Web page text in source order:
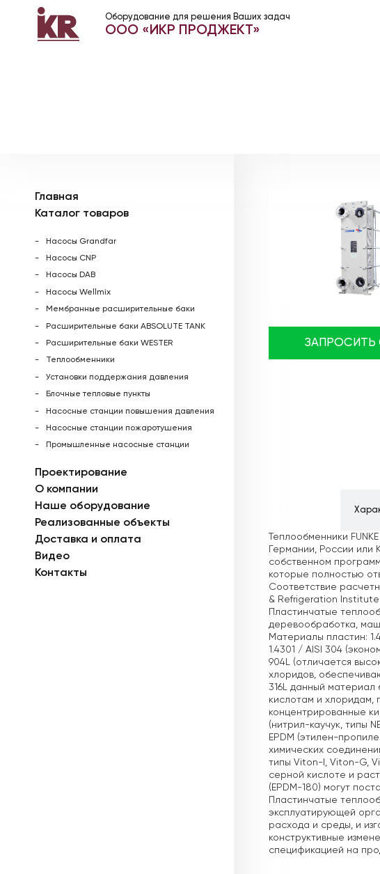
Оборудование для решения Ваших задач
ООО «ИКР ПРОДЖЕКТ»
Главная
Каталог товаров
Насосы Grandfar
Насосы CNP
Насосы DAB
Насосы Wellmix
Мембранные расширительные баки
Расширительные баки ABSOLUTE TANK
Расширительные баки WESTER
Теплообменники
Установки поддержания давления
Блочные тепловые пункты
Насосные станции повышения давления
Насосные станции пожаротушения
Промышленные насосные станции
Проектирование
О компании
Наше оборудование
Реализованные объекты
Доставка и оплата
Видео
Контакты
ЗАПРОСИТЬ
Теплообменники
Германии, России или
собственном
которые полностью
Соответствие
& Refrigeration Institute
Пластинчатые
деревообработка,
Материалы пластин:
1.4301 / AISI 304
904L (отличается
хлоридов,
316L данный материал
кислотам и хлоридам,
концентрированные
(нитрил-каучук, типы
EPDM (этилен-
химических
типы Viton-I, Viton-G,
серной кислоте и
(EPDM-180) могут
Пластинчатые
эксплуатирующей
расхода и среды, и
конструктивные
спецификацией на